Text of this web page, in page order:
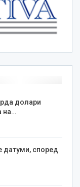
долари
на…
датуми, според